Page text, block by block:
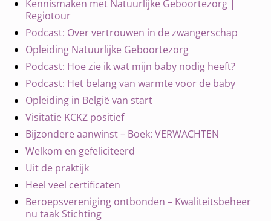
Kennismaken met Natuurlijke Geboortezorg |
Regiotour
Podcast: Over vertrouwen in de zwangerschap
Opleiding Natuurlijke Geboortezorg
Podcast: Hoe zie ik wat mijn baby nodig heeft?
Podcast: Het belang van warmte voor de baby
Opleiding in België van start
Visitatie KCKZ positief
Bijzondere aanwinst – Boek: VERWACHTEN
Welkom en gefeliciteerd
Uit de praktijk
Heel veel certificaten
Beroepsvereniging ontbonden – Kwaliteitsbeheer
nu taak Stichting